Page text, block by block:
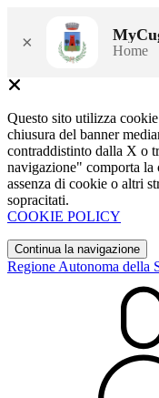
× Home
Questo sito utilizza
chiusura del banner
contraddistinto dalla X o
navigazione" comporta la
assenza di cookie o altri
sopracitati.
COOKIE POLICY
Continua la navigazione
Regione Autonoma della